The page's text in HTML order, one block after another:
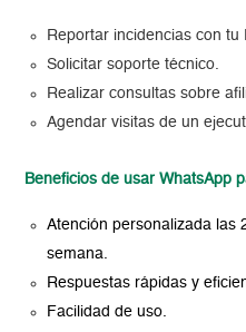
Reportar incidencias con tu
Solicitar soporte técnico.
Realizar consultas sobre
Agendar visitas de un
Beneficios de usar WhatsApp
Atención personalizada las
semana.
Respuestas rápidas y
Facilidad de uso.